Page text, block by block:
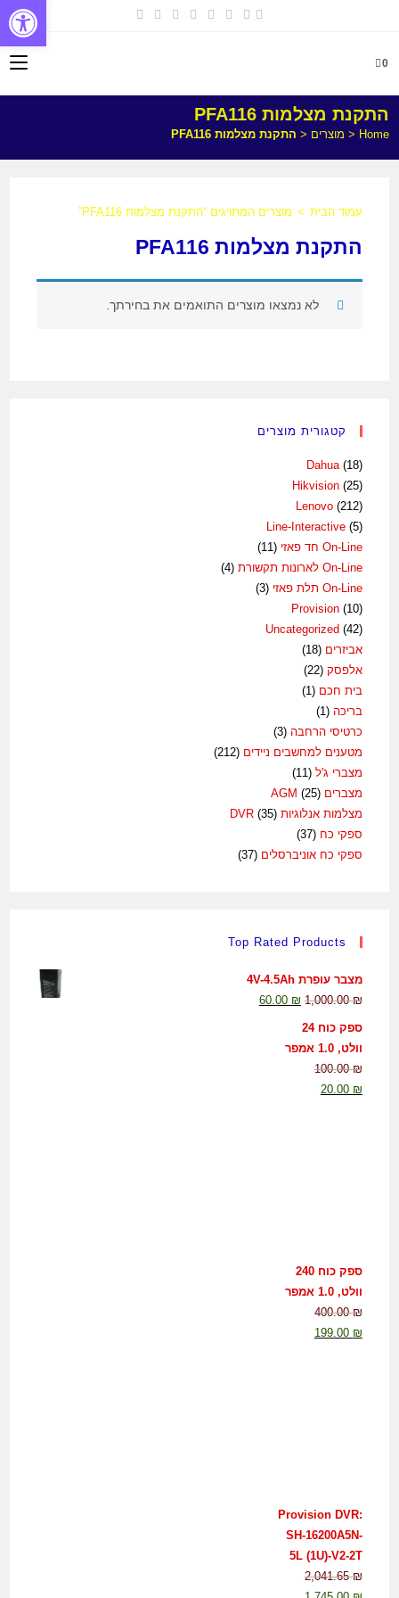
0
התקנת מצלמות PFA116
Home
< מוצרים < התקנת מצלמות PFA116
עמוד הבית > מוצרים המתויגים “התקנת מצלמות PFA116”
התקנת מצלמות PFA116
לא נמצאו מוצרים התואמים את בחירתך.
קטגורית מוצרים
Dahua (18)
Hikvision (25)
Lenovo (212)
Line-Interactive (5)
On-Line חד פאזי
(11)
On-Line לארונות תקשורת
(4)
On-Line תלת פאזי
(3)
Provision (10)
Uncategorized (42)
אביזרים (18)
אלפסק (22)
בית חכם (1)
בריכה (1)
כרטיסי הרחבה (3)
מטענים למחשבים ניידים (212)
מצברי ג'ל (11)
מצברים AGM(25)
מצלמות אנלוגיות DVR(35)
ספקי כח (37)
ספקי כח אוניברסלים (37)
Top Rated Products
מצבר עופרת 4V-4.5Ah
1,000.00₪
60.00 ₪
ספק כוח 24
וולט, 1.0 אמפר
100.00₪
20.00 ₪
ספק כוח 240
וולט, 1.0 אמפר
400.00₪
199.00 ₪
Provision DVR:
SH-16200A5N-
5L (1U)-V2-2T
2,041.65₪